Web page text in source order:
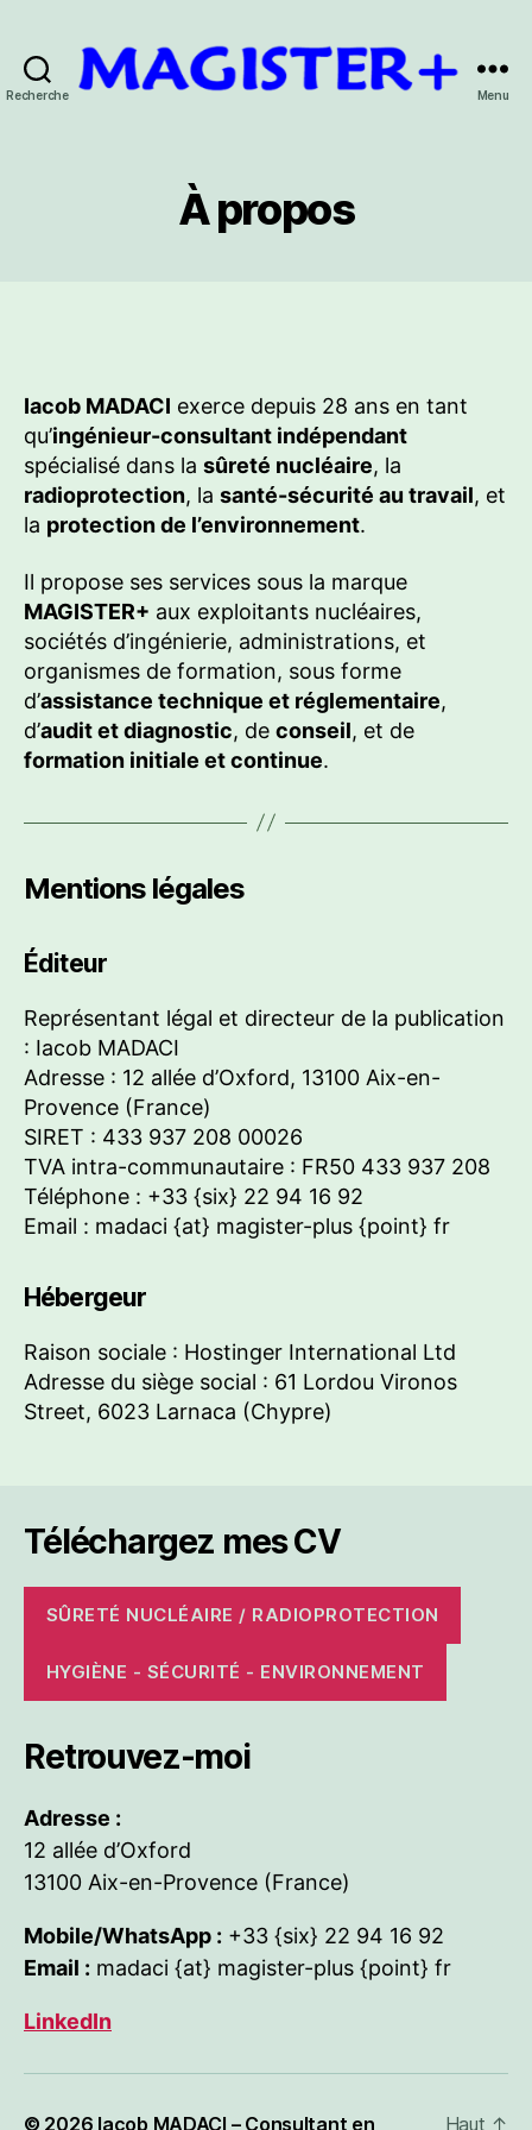
Recherche
en
Menu
À propos
Iacob MADACI exerce depuis 28 ans en tant
qu’ingénieur-consultant indépendant
spécialisé dans la sûreté nucléaire, la
radioprotection, la santé-sécurité au travail, et
la protection de l’environnement.
Il propose ses services sous la marque
MAGISTER+ aux exploitants nucléaires,
sociétés d’ingénierie, administrations, et
organismes de formation, sous forme
d’assistance technique et réglementaire,
d’audit et diagnostic, de conseil, et de
formation initiale et continue.
Mentions légales
Éditeur
Représentant légal et directeur de la publication
: Iacob MADACI
Adresse : 12 allée d’Oxford, 13100 Aix-en-
Provence (France)
SIRET : 433 937 208 00026
TVA intra-communautaire : FR50 433 937 208
Téléphone : +33 {six} 22 94 16 92
Email : madaci {at} magister-plus {point} fr
Hébergeur
Raison sociale : Hostinger International Ltd
Adresse du siège social : 61 Lordou Vironos
Street, 6023 Larnaca (Chypre)
Téléchargez mes CV
SÛRETÉ NUCLÉAIRE / RADIOPROTECTION
HYGIÈNE - SÉCURITÉ - ENVIRONNEMENT
Retrouvez-moi
Adresse :
12 allée d’Oxford
13100 Aix-en-Provence (France)
Mobile/WhatsApp : +33 {six} 22 94 16 92
Email : madaci {at} magister-plus {point} fr
LinkedIn
© 2026 Iacob MADACI – Consultant en Haut ↑